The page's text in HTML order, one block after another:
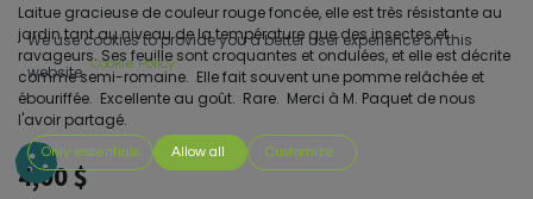
Laitue gracieuse de couleur rouge foncée, elle est très résistante au
jardin tant au niveau de la température que des insectes et
ravageurs. Ses feuille sont croquantes et ondulées, et elle est décrite
comme semi-romaine. Elle fait souvent une pomme relâchée et
ébouriffée. Excellente au goût. Rare. Merci à M. Paquet de nous
l'avoir partagé.
4,00$
We use cookies to provide you a better user experience on this
website. Cookie Policy
Only essentials Allow all Customize